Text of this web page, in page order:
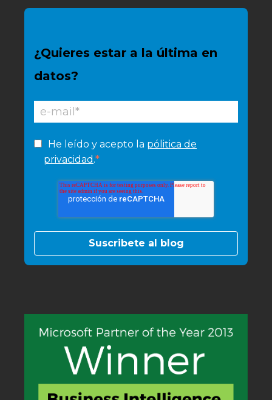
¿Quieres estar a la última en
datos?
He leído y acepto la pólitica de
privacidad .*